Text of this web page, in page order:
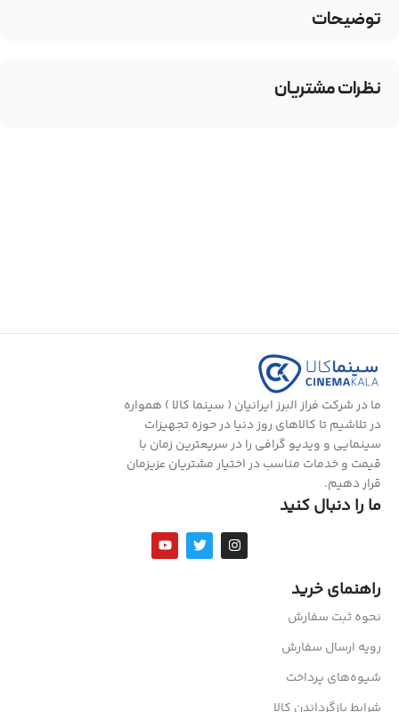
توضیحات
نظرات مشتریان
ما در شرکت فراز البرز ایرانیان ( سینما کالا ) همواره
در تلاشیم تا کالاهای روز دنیا در حوزه تجهیزات
سینمایی و ویدیو گرافی را در سریعترین زمان با
قیمت و خدمات مناسب در اختیار مشتریان عزیزمان
قرار دهیم.
ما را دنبال کنید
راهنمای خرید
نحوه ثبت سفارش
رویه ارسال سفارش
شیوه‌های پرداخت